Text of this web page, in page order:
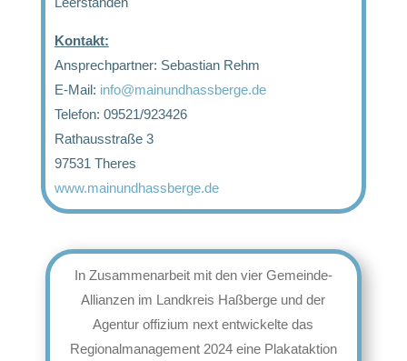
Kontakt:
Ansprechpartner: Sebastian Rehm
E-Mail: info@mainundhassberge.de
Telefon: 09521/923426
Rathausstraße 3
97531 Theres
www.mainundhassberge.de
In Zusammenarbeit mit den vier Gemeinde-
Allianzen im Landkreis Haßberge und der
Agentur offizium next entwickelte das
Regionalmanagement 2024 eine Plakataktion